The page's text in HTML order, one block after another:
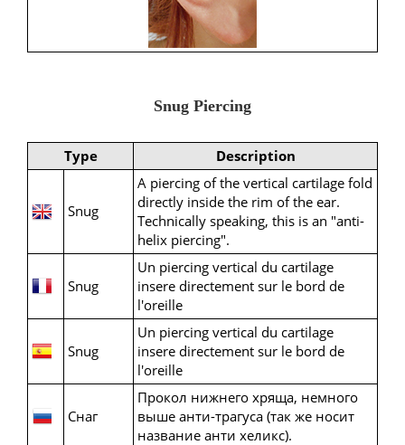
Snug Piercing
Type Description
Snug
A piercing of the vertical cartilage fold
directly inside the rim of the ear.
Technically speaking, this is an "anti-
helix piercing".
Snug
Un piercing vertical du cartilage
insere directement sur le bord de
l'oreille
Snug
Un piercing vertical du cartilage
insere directement sur le bord de
l'oreille
Снаг
Прокол нижнего хряща, немного
выше анти-трагуса (так же носит
название анти хеликс).